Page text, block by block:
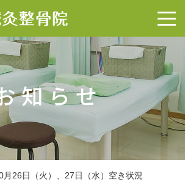
知らせ
月26日（火）、27日（水）空き状況